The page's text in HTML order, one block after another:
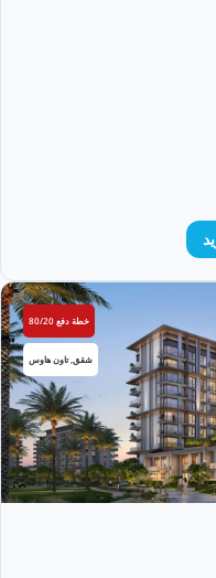
خطة دفع 80/20
شقق, تاون هاوس